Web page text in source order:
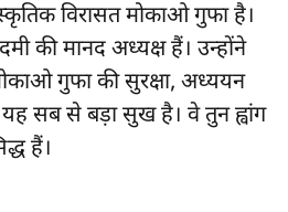
विरासत मोकाओ गुफा है।
की मानद अध्यक्ष हैं। उन्होंने
गुफा की सुरक्षा, अध्ययन
सब से बड़ा सुख है। वे तुन ह्वांग
हैं।